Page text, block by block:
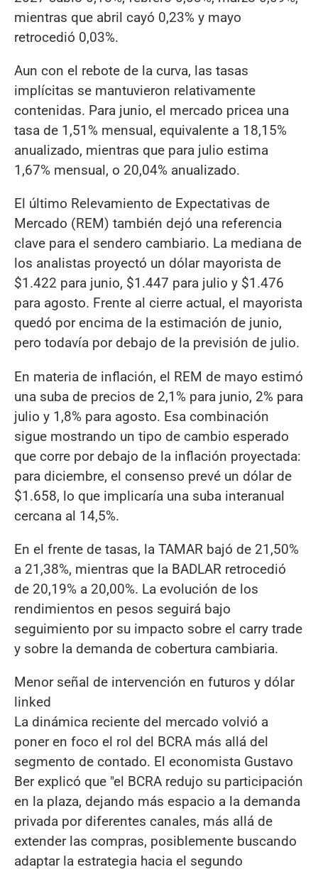
mientras que abril cayó 0,23% y mayo
retrocedió 0,03%.
Aun con el rebote de la curva, las tasas
implícitas se mantuvieron relativamente
contenidas. Para junio, el mercado pricea una
tasa de 1,51% mensual, equivalente a 18,15%
anualizado, mientras que para julio estima
1,67% mensual, o 20,04% anualizado.
El último Relevamiento de Expectativas de
Mercado (REM) también dejó una referencia
clave para el sendero cambiario. La mediana de
los analistas proyectó un dólar mayorista de
$1.422 para junio, $1.447 para julio y $1.476
para agosto. Frente al cierre actual, el mayorista
quedó por encima de la estimación de junio,
pero todavía por debajo de la previsión de julio.
En materia de inflación, el REM de mayo estimó
una suba de precios de 2,1% para junio, 2% para
julio y 1,8% para agosto. Esa combinación
sigue mostrando un tipo de cambio esperado
que corre por debajo de la inflación proyectada:
para diciembre, el consenso prevé un dólar de
$1.658, lo que implicaría una suba interanual
cercana al 14,5%.
En el frente de tasas, la TAMAR bajó de 21,50%
a 21,38%, mientras que la BADLAR retrocedió
de 20,19% a 20,00%. La evolución de los
rendimientos en pesos seguirá bajo
seguimiento por su impacto sobre el carry trade
y sobre la demanda de cobertura cambiaria.
Menor señal de intervención en futuros y dólar
linked
La dinámica reciente del mercado volvió a
poner en foco el rol del BCRA más allá del
segmento de contado. El economista Gustavo
Ber explicó que "el BCRA redujo su participación
en la plaza, dejando más espacio a la demanda
privada por diferentes canales, más allá de
extender las compras, posiblemente buscando
adaptar la estrategia hacia el segundo